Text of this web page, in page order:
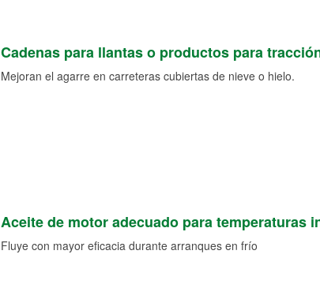
Cadenas para llantas o productos para
Mejoran el agarre en carreteras cubiertas de nieve o hielo.
Aceite de motor adecuado para temperaturas
Fluye con mayor eficacia durante arranques en frío